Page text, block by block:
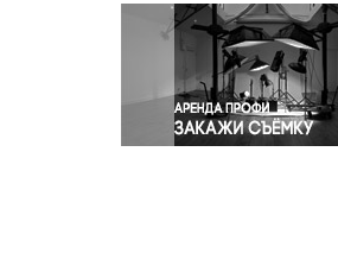
Спорт
Экология
Экономика и бизнес